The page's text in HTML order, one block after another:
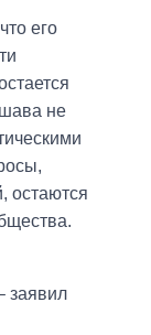
его
не
остаются
заявил